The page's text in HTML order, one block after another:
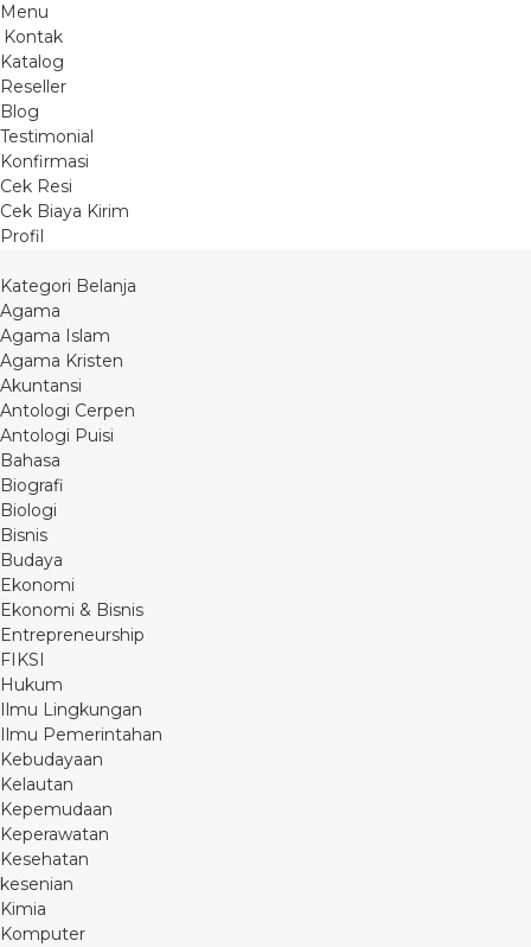
Menu
Kontak
Katalog
Reseller
Blog
Testimonial
Konfirmasi
Cek Resi
Cek Biaya Kirim
Profil
Kategori Belanja
Agama
Agama Islam
Agama Kristen
Akuntansi
Antologi Cerpen
Antologi Puisi
Bahasa
Biografi
Biologi
Bisnis
Budaya
Ekonomi
Ekonomi & Bisnis
Entrepreneurship
FIKSI
Hukum
Ilmu Lingkungan
Ilmu Pemerintahan
Kebudayaan
Kelautan
Kepemudaan
Keperawatan
Kesehatan
kesenian
Kimia
Komputer